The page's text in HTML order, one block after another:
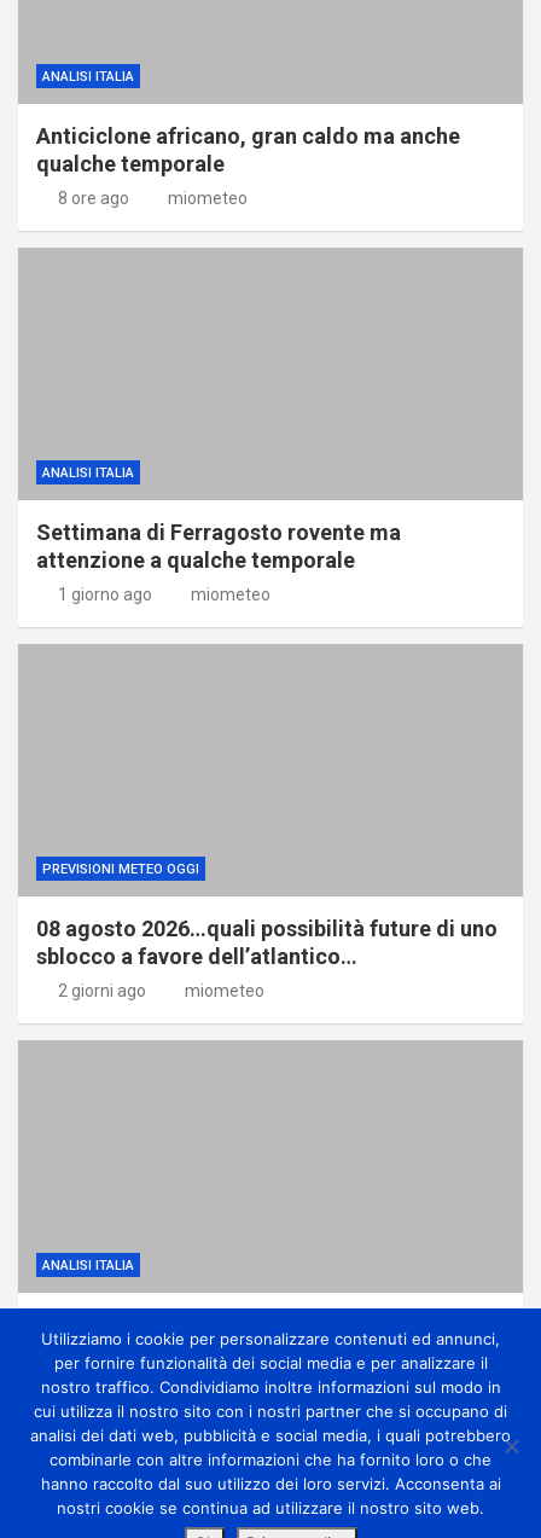
ANALISI ITALIA
Anticiclone africano, gran caldo ma anche
qualche temporale
8 ore ago miometeo
ANALISI ITALIA
Settimana di Ferragosto rovente ma
attenzione a qualche temporale
1 giorno ago miometeo
PREVISIONI METEO OGGI
08 agosto 2026…quali possibilità future di uno
sblocco a favore dell’atlantico…
2 giorni ago miometeo
ANALISI ITALIA
Ferragosto
2 giorni ago miometeo
Copyright Miometeo © All rights reserved | Theme by
Utilizziamo i cookie per personalizzare contenuti ed annunci,
per fornire funzionalità dei social media e per analizzare il
nostro traffico. Condividiamo inoltre informazioni sul modo in
cui utilizza il nostro sito con i nostri partner che si occupano di
analisi dei dati web, pubblicità e social media, i quali potrebbero
combinarle con altre informazioni che ha fornito loro o che
hanno raccolto dal suo utilizzo dei loro servizi. Acconsenta ai
nostri cookie se continua ad utilizzare il nostro sito web.